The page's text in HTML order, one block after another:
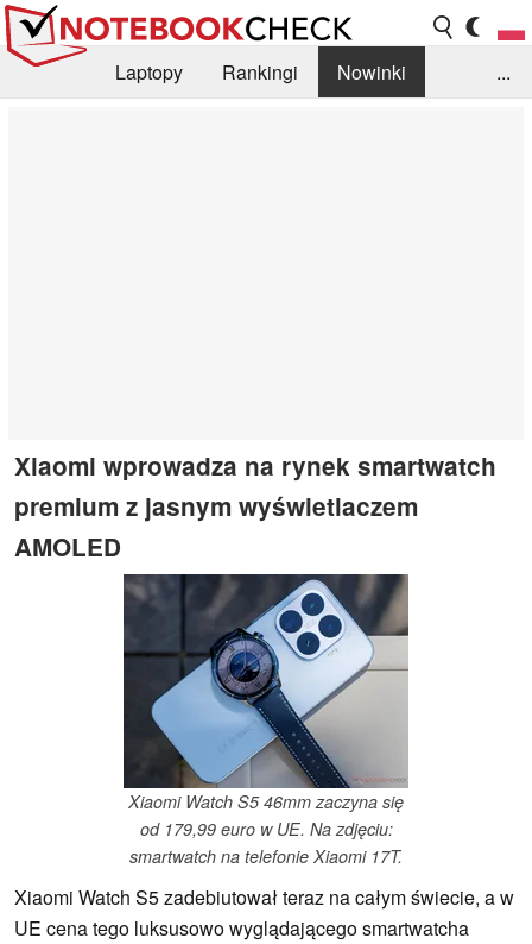
Laptopy Rankingi
Nowinki
...
Xiaomi wprowadza na rynek smartwatch
premium z jasnym wyświetlaczem
AMOLED
Xiaomi Watch S5 46mm zaczyna się
od 179,99 euro w UE. Na zdjęciu:
smartwatch na telefonie Xiaomi 17T.
Xiaomi Watch S5 zadebiutował teraz na całym świecie, a w
UE cena tego luksusowo wyglądającego smartwatcha